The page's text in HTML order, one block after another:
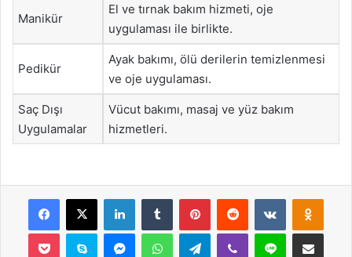
Manikür
El ve tırnak bakım hizmeti, oje
uygulaması ile birlikte.
Pedikür
Ayak bakımı, ölü derilerin temizlenmesi
ve oje uygulaması.
Saç Dışı
Uygulamalar
Vücut bakımı, masaj ve yüz bakım
hizmetleri.
Facebook
X LinkedInTumblr PinterestReddit VKontakte
Pocket Skype MessengerWhatsAppTelegramViber Line E-Posta ile